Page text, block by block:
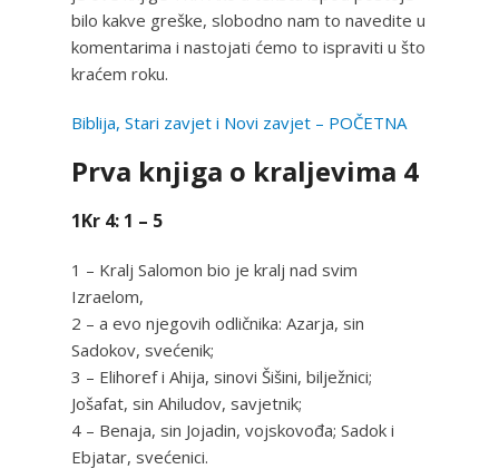
bilo kakve greške, slobodno nam to navedite u
komentarima i nastojati ćemo to ispraviti u što
kraćem roku.
Biblija, Stari zavjet i Novi zavjet – POČETNA
Prva knjiga o kraljevima 4
1Kr 4: 1 – 5
1 – Kralj Salomon bio je kralj nad svim
Izraelom,
2 – a evo njegovih odličnika: Azarja, sin
Sadokov, svećenik;
3 – Elihoref i Ahija, sinovi Šišini, bilježnici;
Jošafat, sin Ahiludov, savjetnik;
4 – Benaja, sin Jojadin, vojskovođa; Sadok i
Ebjatar, svećenici.